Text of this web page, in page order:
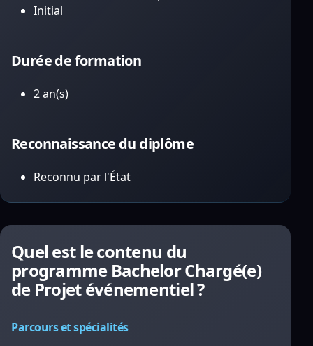
Initial
Durée de formation
2 an(s)
Reconnaissance du diplôme
Reconnu par l'État
Quel est le contenu du
programme Bachelor Chargé(e)
de Projet événementiel ?
Parcours et spécialités